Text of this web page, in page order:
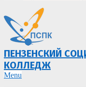
ПЕНЗЕНСКИЙ
КОЛЛЕДЖ
Primary
Menu